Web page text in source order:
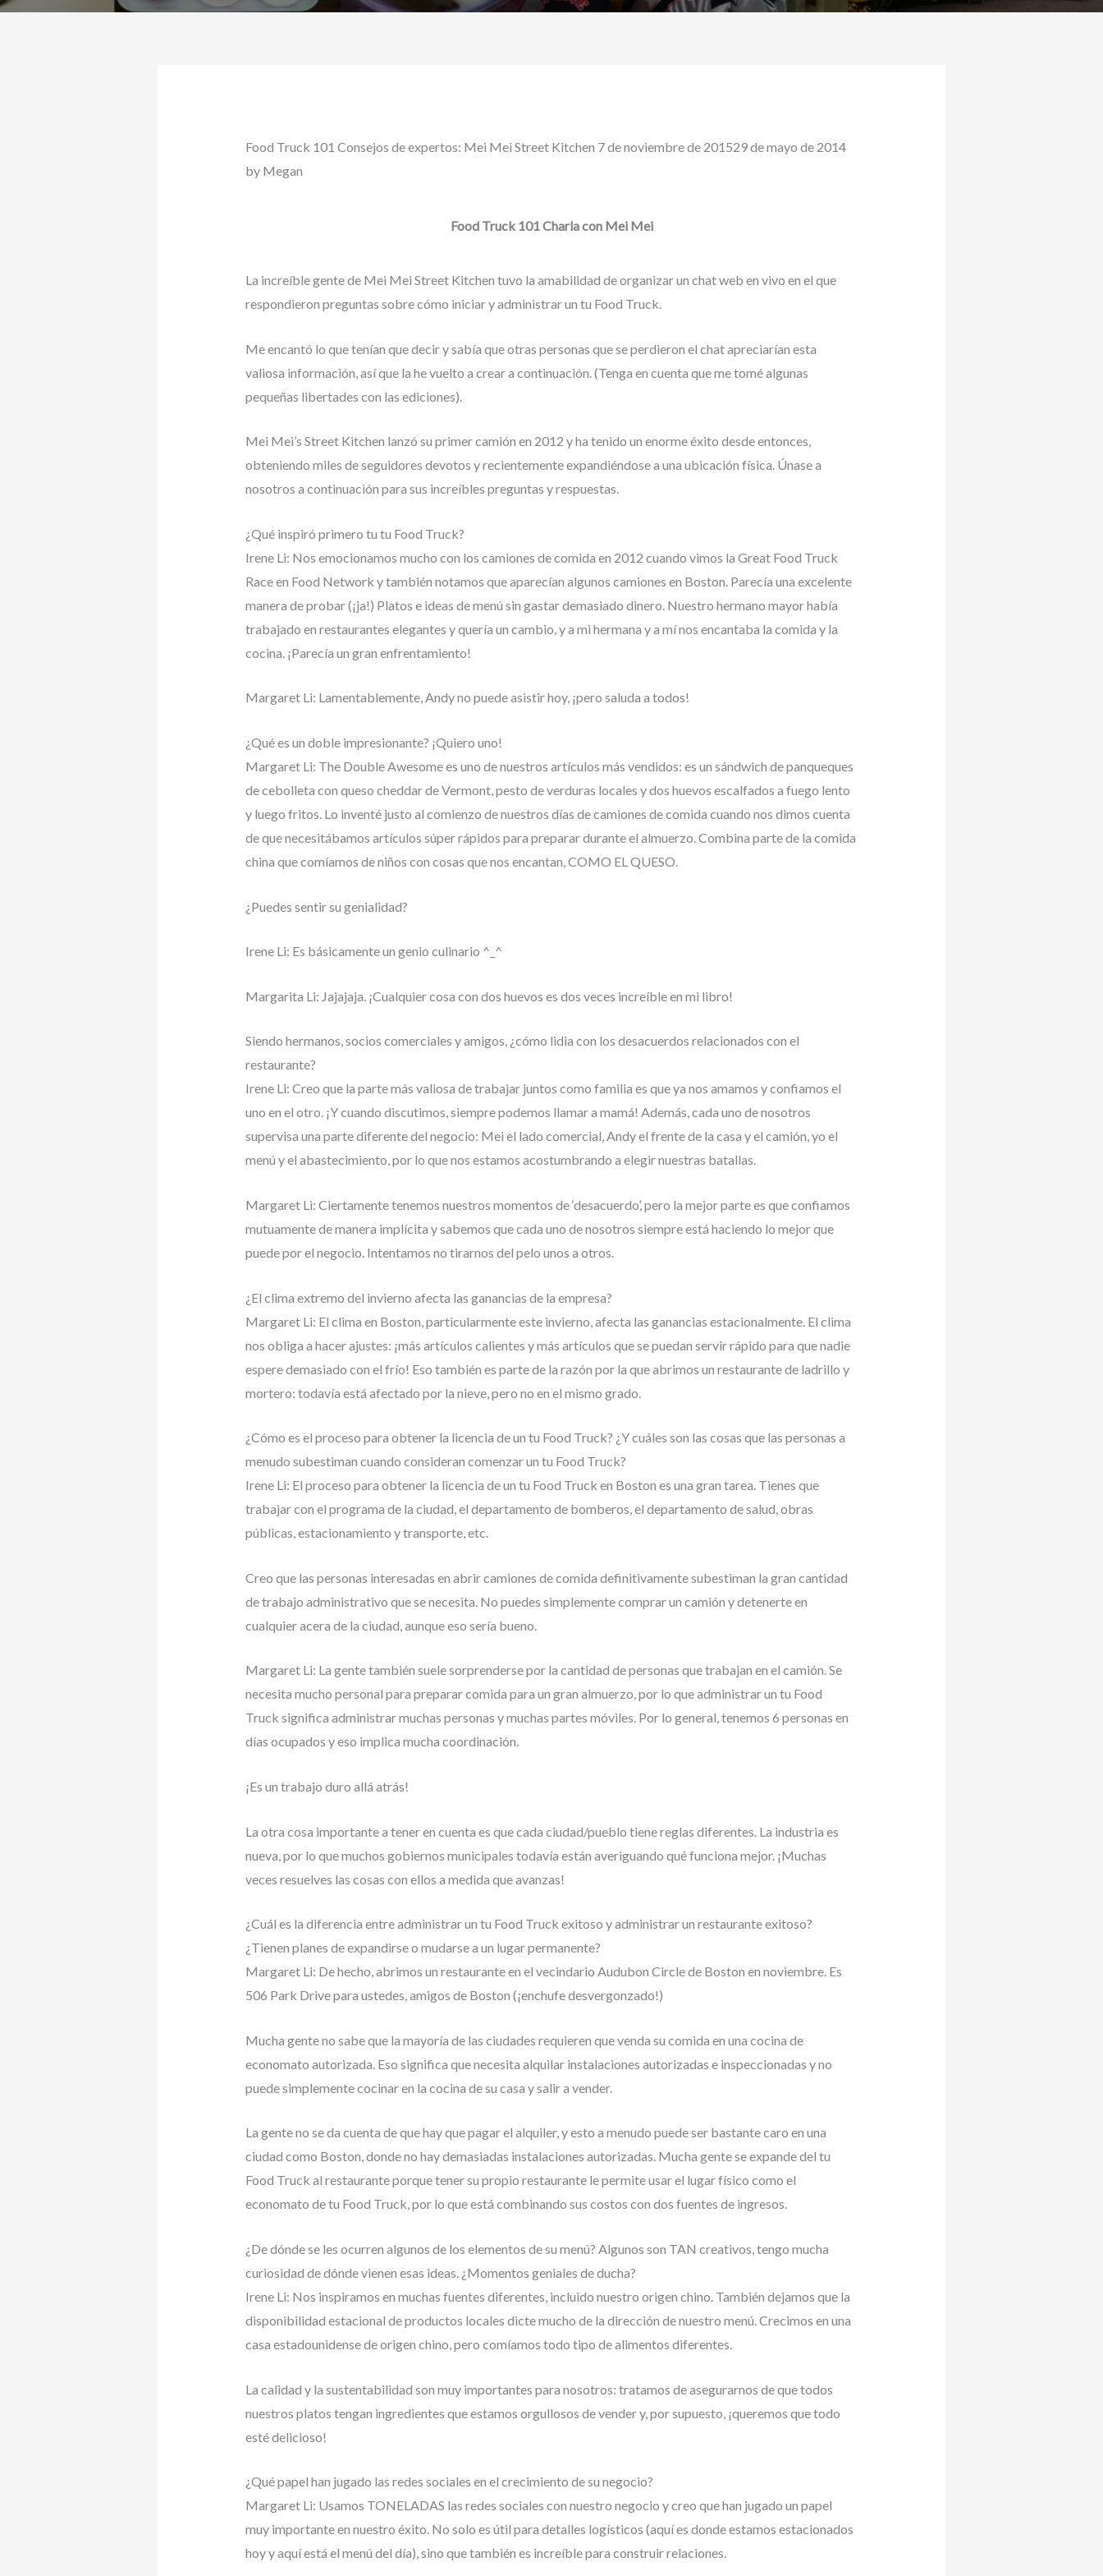
Food Truck 101 Consejos de expertos: Mei Mei Street Kitchen 7 de noviembre de 201529 de mayo de 2014
by Megan
Food Truck 101 Charla con Mei Mei
La increíble gente de Mei Mei Street Kitchen tuvo la amabilidad de organizar un chat web en vivo en el que
respondieron preguntas sobre cómo iniciar y administrar un tu Food Truck.
Me encantó lo que tenían que decir y sabía que otras personas que se perdieron el chat apreciarían esta
valiosa información, así que la he vuelto a crear a continuación. (Tenga en cuenta que me tomé algunas
pequeñas libertades con las ediciones).
Mei Mei’s Street Kitchen lanzó su primer camión en 2012 y ha tenido un enorme éxito desde entonces,
obteniendo miles de seguidores devotos y recientemente expandiéndose a una ubicación física. Únase a
nosotros a continuación para sus increíbles preguntas y respuestas.
¿Qué inspiró primero tu tu Food Truck?
Irene Li: Nos emocionamos mucho con los camiones de comida en 2012 cuando vimos la Great Food Truck
Race en Food Network y también notamos que aparecían algunos camiones en Boston. Parecía una excelente
manera de probar (¡ja!) Platos e ideas de menú sin gastar demasiado dinero. Nuestro hermano mayor había
trabajado en restaurantes elegantes y quería un cambio, y a mi hermana y a mí nos encantaba la comida y la
cocina. ¡Parecía un gran enfrentamiento!
Margaret Li: Lamentablemente, Andy no puede asistir hoy, ¡pero saluda a todos!
¿Qué es un doble impresionante? ¡Quiero uno!
Margaret Li: The Double Awesome es uno de nuestros artículos más vendidos: es un sándwich de panqueques
de cebolleta con queso cheddar de Vermont, pesto de verduras locales y dos huevos escalfados a fuego lento
y luego fritos. Lo inventé justo al comienzo de nuestros días de camiones de comida cuando nos dimos cuenta
de que necesitábamos artículos súper rápidos para preparar durante el almuerzo. Combina parte de la comida
china que comíamos de niños con cosas que nos encantan, COMO EL QUESO.
¿Puedes sentir su genialidad?
Irene Li: Es básicamente un genio culinario ^_^
Margarita Li: Jajajaja. ¡Cualquier cosa con dos huevos es dos veces increíble en mi libro!
Siendo hermanos, socios comerciales y amigos, ¿cómo lidia con los desacuerdos relacionados con el
restaurante?
Irene Li: Creo que la parte más valiosa de trabajar juntos como familia es que ya nos amamos y confiamos el
uno en el otro. ¡Y cuando discutimos, siempre podemos llamar a mamá! Además, cada uno de nosotros
supervisa una parte diferente del negocio: Mei el lado comercial, Andy el frente de la casa y el camión, yo el
menú y el abastecimiento, por lo que nos estamos acostumbrando a elegir nuestras batallas.
Margaret Li: Ciertamente tenemos nuestros momentos de ‘desacuerdo’, pero la mejor parte es que confiamos
mutuamente de manera implícita y sabemos que cada uno de nosotros siempre está haciendo lo mejor que
puede por el negocio. Intentamos no tirarnos del pelo unos a otros.
¿El clima extremo del invierno afecta las ganancias de la empresa?
Margaret Li: El clima en Boston, particularmente este invierno, afecta las ganancias estacionalmente. El clima
nos obliga a hacer ajustes: ¡más artículos calientes y más artículos que se puedan servir rápido para que nadie
espere demasiado con el frío! Eso también es parte de la razón por la que abrimos un restaurante de ladrillo y
mortero: todavía está afectado por la nieve, pero no en el mismo grado.
¿Cómo es el proceso para obtener la licencia de un tu Food Truck? ¿Y cuáles son las cosas que las personas a
menudo subestiman cuando consideran comenzar un tu Food Truck?
Irene Li: El proceso para obtener la licencia de un tu Food Truck en Boston es una gran tarea. Tienes que
trabajar con el programa de la ciudad, el departamento de bomberos, el departamento de salud, obras
públicas, estacionamiento y transporte, etc.
Creo que las personas interesadas en abrir camiones de comida definitivamente subestiman la gran cantidad
de trabajo administrativo que se necesita. No puedes simplemente comprar un camión y detenerte en
cualquier acera de la ciudad, aunque eso sería bueno.
Margaret Li: La gente también suele sorprenderse por la cantidad de personas que trabajan en el camión. Se
necesita mucho personal para preparar comida para un gran almuerzo, por lo que administrar un tu Food
Truck significa administrar muchas personas y muchas partes móviles. Por lo general, tenemos 6 personas en
días ocupados y eso implica mucha coordinación.
¡Es un trabajo duro allá atrás!
La otra cosa importante a tener en cuenta es que cada ciudad/pueblo tiene reglas diferentes. La industria es
nueva, por lo que muchos gobiernos municipales todavía están averiguando qué funciona mejor. ¡Muchas
veces resuelves las cosas con ellos a medida que avanzas!
¿Cuál es la diferencia entre administrar un tu Food Truck exitoso y administrar un restaurante exitoso?
¿Tienen planes de expandirse o mudarse a un lugar permanente?
Margaret Li: De hecho, abrimos un restaurante en el vecindario Audubon Circle de Boston en noviembre. Es
506 Park Drive para ustedes, amigos de Boston (¡enchufe desvergonzado!)
Mucha gente no sabe que la mayoría de las ciudades requieren que venda su comida en una cocina de
economato autorizada. Eso significa que necesita alquilar instalaciones autorizadas e inspeccionadas y no
puede simplemente cocinar en la cocina de su casa y salir a vender.
La gente no se da cuenta de que hay que pagar el alquiler, y esto a menudo puede ser bastante caro en una
ciudad como Boston, donde no hay demasiadas instalaciones autorizadas. Mucha gente se expande del tu
Food Truck al restaurante porque tener su propio restaurante le permite usar el lugar físico como el
economato de tu Food Truck, por lo que está combinando sus costos con dos fuentes de ingresos.
¿De dónde se les ocurren algunos de los elementos de su menú? Algunos son TAN creativos, tengo mucha
curiosidad de dónde vienen esas ideas. ¿Momentos geniales de ducha?
Irene Li: Nos inspiramos en muchas fuentes diferentes, incluido nuestro origen chino. También dejamos que la
disponibilidad estacional de productos locales dicte mucho de la dirección de nuestro menú. Crecimos en una
casa estadounidense de origen chino, pero comíamos todo tipo de alimentos diferentes.
La calidad y la sustentabilidad son muy importantes para nosotros: tratamos de asegurarnos de que todos
nuestros platos tengan ingredientes que estamos orgullosos de vender y, por supuesto, ¡queremos que todo
esté delicioso!
¿Qué papel han jugado las redes sociales en el crecimiento de su negocio?
Margaret Li: Usamos TONELADAS las redes sociales con nuestro negocio y creo que han jugado un papel
muy importante en nuestro éxito. No solo es útil para detalles logísticos (aquí es donde estamos estacionados
hoy y aquí está el menú del día), sino que también es increíble para construir relaciones.